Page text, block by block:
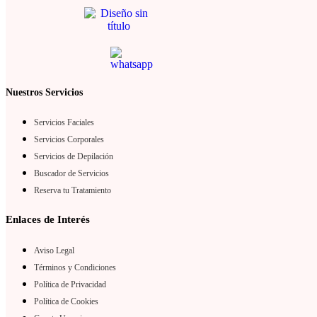
Nuestros Servicios
Servicios Faciales
Servicios Corporales
Servicios de Depilación
Buscador de Servicios
Reserva tu Tratamiento
Enlaces de Interés
Aviso Legal
Términos y Condiciones
Política de Privacidad
Política de Cookies